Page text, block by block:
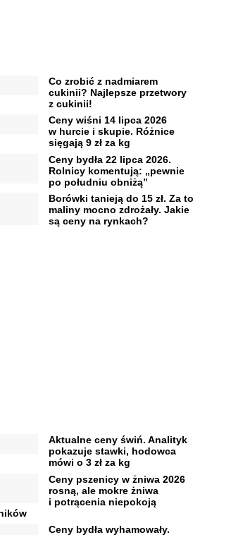
Co zrobić z nadmiarem
cukinii? Najlepsze przetwory
z cukinii!
Ceny wiśni 14 lipca 2026
w hurcie i skupie. Różnice
sięgają 9 zł za kg
Ceny bydła 22 lipca 2026.
Rolnicy komentują: „pewnie
po południu obniżą”
Borówki tanieją do 15 zł. Za to
maliny mocno zdrożały. Jakie
są ceny na rynkach?
Aktualne ceny świń. Analityk
pokazuje stawki, hodowca
mówi o 3 zł za kg
Ceny pszenicy w żniwa 2026
rosną, ale mokre żniwa
i potrącenia niepokoją
Ceny bydła wyhamowały.